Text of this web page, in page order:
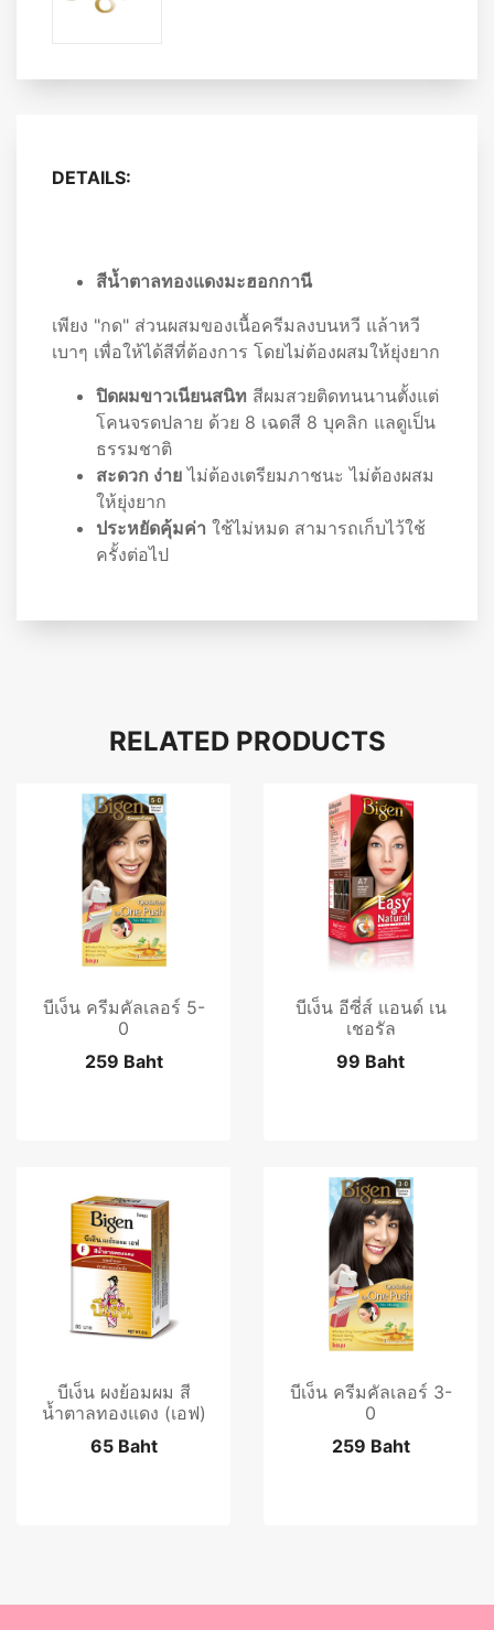
DETAILS:
สีน้ำตาลทองแดงมะฮอกกานี
เพียง "กด" ส่วนผสมของเนื้อครีมลงบนหวี แล้าหวี
เบาๆ เพื่อให้ได้สีที่ต้องการ โดยไม่ต้องผสมให้ยุ่งยาก
ปิดผมขาวเนียนสนิท สีผมสวยติดทนนานตั้งแต่
โคนจรดปลาย ด้วย 8 เฉดสี 8 บุคลิก แลดูเป็น
ธรรมชาติ
สะดวก ง่าย ไม่ต้องเตรียมภาชนะ ไม่ต้องผสม
ให้ยุ่งยาก
ประหยัดคุ้มค่า ใช้ไม่หมด สามารถเก็บไว้ใช้
ครั้งต่อไป
RELATED PRODUCTS
บีเง็น ครีมคัลเลอร์ 5-
0
259 Baht
บีเง็น อีซี่ส์ แอนด์ เน
เชอรัล
99 Baht
บีเง็น ผงย้อมผม สี
น้ำตาลทองแดง (เอฟ)
65 Baht
บีเง็น ครีมคัลเลอร์ 3-
0
259 Baht